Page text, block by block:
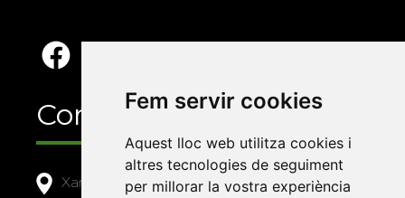
Fem servir cookies
Aquest lloc web utilitza cookies i
altres tecnologies de seguiment
per millorar la vostra experiència
Contacte
Xarxa Vives d'Universitats